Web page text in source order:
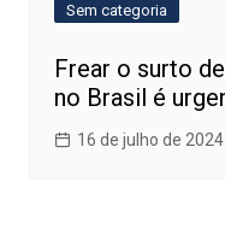
Sem categoria
Frear o surto
no Brasil é
16 de julho de 2024